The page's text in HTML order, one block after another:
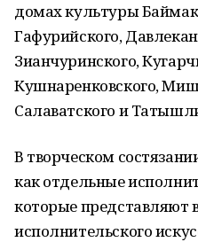
домах культуры
Гафурийского,
Зианчуринского,
Кушнаренковского,
Салаватского и
В творческом
как отдельные
которые представляют
исполнительского